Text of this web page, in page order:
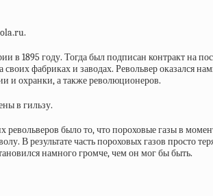
в 1895 году. Тогда был подписан контракт
фабриках и заводах. Револьвер оказался
и охранки, а также революционеров.
в гильзу.
было то, что пороховые газы в
В результате часть пороховых газов просто
намного громче, чем он мог бы быть.